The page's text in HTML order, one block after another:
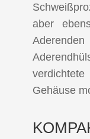
aber
Gehäuse